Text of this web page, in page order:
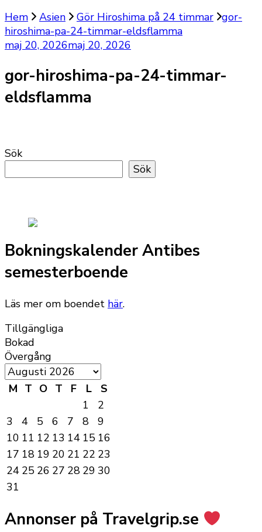
Hem
Asien Gör Hiroshima på 24 timmar gor-
hiroshima-pa-24-timmar-eldsflamma
maj 20, 2026maj 20, 2026
gor-hiroshima-pa-24-timmar-
eldsflamma
Sök
Sök
Bokningskalender Antibes
semesterboende
Läs mer om boendet här.
Tillgängliga
Bokad
Övergång
M T O T F L
S
1
2
3
4 5 6 7 8
9
10 11 12 13 14 15 16
17 18 19 20 21 22 23
24 25 26 27 28 29 30
31
Annonser på Travelgrip.se